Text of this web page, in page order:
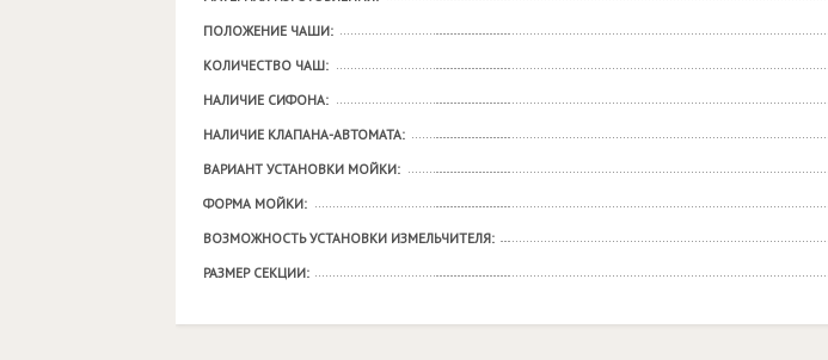
ПОЛОЖЕНИЕ ЧАШИ:
КОЛИЧЕСТВО ЧАШ:
НАЛИЧИЕ СИФОНА:
НАЛИЧИЕ КЛАПАНА-АВТОМАТА:
ВАРИАНТ УСТАНОВКИ МОЙКИ:
ФОРМА МОЙКИ:
ВОЗМОЖНОСТЬ УСТАНОВКИ ИЗМЕЛЬЧИТЕЛЯ:
РАЗМЕР СЕКЦИИ: